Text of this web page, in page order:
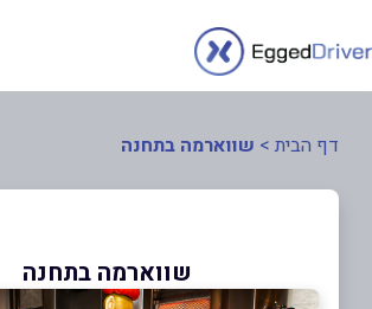
דף הבית > שווארמה בתחנה
שווארמה בתחנה